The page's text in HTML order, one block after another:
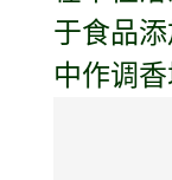
于食品
中作调